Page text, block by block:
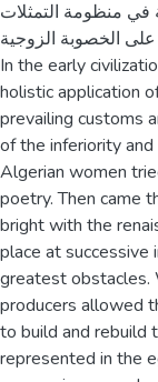
في منظومة التمثلات
على الخصوبة الزوجية
In the early
holistic application
prevailing customs
of the inferiority
Algerian women
poetry. Then came
bright with the
place at
greatest obstacles.
producers allowed
to build and rebuild
represented in the